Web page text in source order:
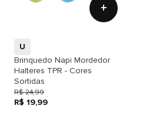
+
U
Brinquedo Napi Mordedor
Halteres TPR - Cores
Sortidas
R$ 24,99
R$ 19,99